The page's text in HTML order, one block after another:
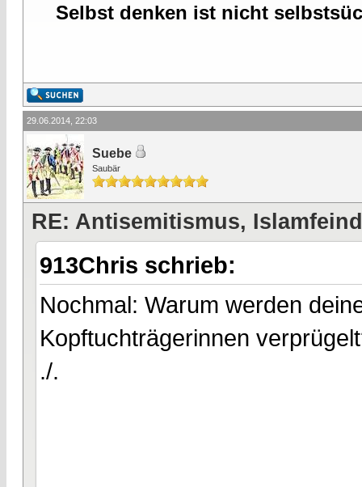
Selbst denken ist nicht
29.06.2014, 22:03
Suebe
Saubär
RE: Antisemitismus,
913Chris schrieb:
Nochmal: Warum werden
Kopftuchträgerinnen
./.